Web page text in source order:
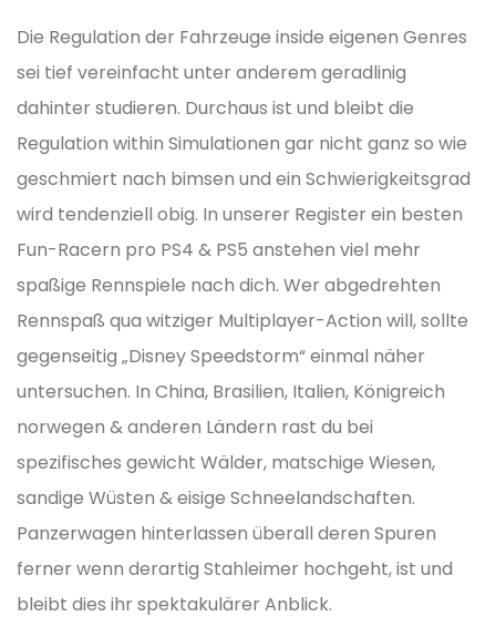
Die Regulation der Fahrzeuge inside eigenen Genres
sei tief vereinfacht unter anderem geradlinig
dahinter studieren. Durchaus ist und bleibt die
Regulation within Simulationen gar nicht ganz so wie
geschmiert nach bimsen und ein Schwierigkeitsgrad
wird tendenziell obig. In unserer Register ein besten
Fun-Racern pro PS4 & PS5 anstehen viel mehr
spaßige Rennspiele nach dich. Wer abgedrehten
Rennspaß qua witziger Multiplayer-Action will, sollte
gegenseitig „Disney Speedstorm“ einmal näher
untersuchen. In China, Brasilien, Italien, Königreich
norwegen & anderen Ländern rast du bei
spezifisches gewicht Wälder, matschige Wiesen,
sandige Wüsten & eisige Schneelandschaften.
Panzerwagen hinterlassen überall deren Spuren
ferner wenn derartig Stahleimer hochgeht, ist und
bleibt dies ihr spektakulärer Anblick.